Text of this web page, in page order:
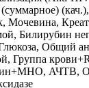
Билирубин
Общий
Группа
АЧТВ,